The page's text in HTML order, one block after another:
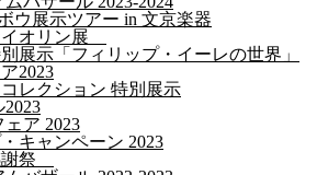
ウ展示ツアー in 文京楽器
イオリン展
展示「フィリップ・イーレの世界」
2023
レクション 特別展示
ア 2023
キャンペーン 2023
謝祭